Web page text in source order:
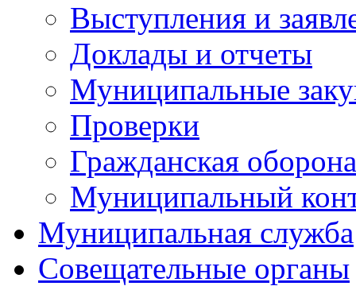
Выступления и
Доклады и отчеты
Муниципальные
Проверки
Гражданская
Муниципальный
Муниципальная служба
Совещательные органы